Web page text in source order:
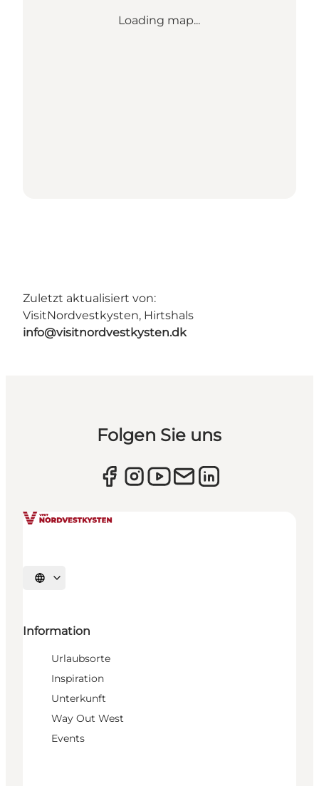
Loading map...
Zuletzt aktualisiert von:
VisitNordvestkysten, Hirtshals
info@visitnordvestkysten.dk
Folgen Sie uns
Sprache auswählen
Information
Urlaubsorte
Inspiration
Unterkunft
Way Out West
Events